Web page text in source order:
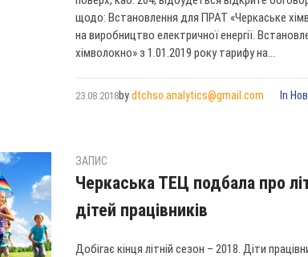
щодо: Встановлення для ПРАТ «Черкаське
на виробництво електричної енергії.
хімволокно» з 1.01.2019 року тарифу на...
23.08.2018bydtchso.analytics@gmail.com In
ЗАПИС
Черкаська ТЕЦ подбала про
дітей працівників
Добігає кінця літній сезон – 2018. Діти